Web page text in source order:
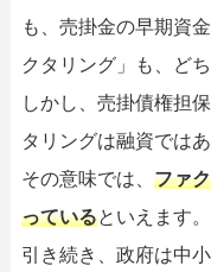
も、売掛金の早期資
クタリング」も、ど
しかし、売掛債権担
タリングは融資ではあ
その意味では、 ファ
っているといえます。
引き続き、政府は中